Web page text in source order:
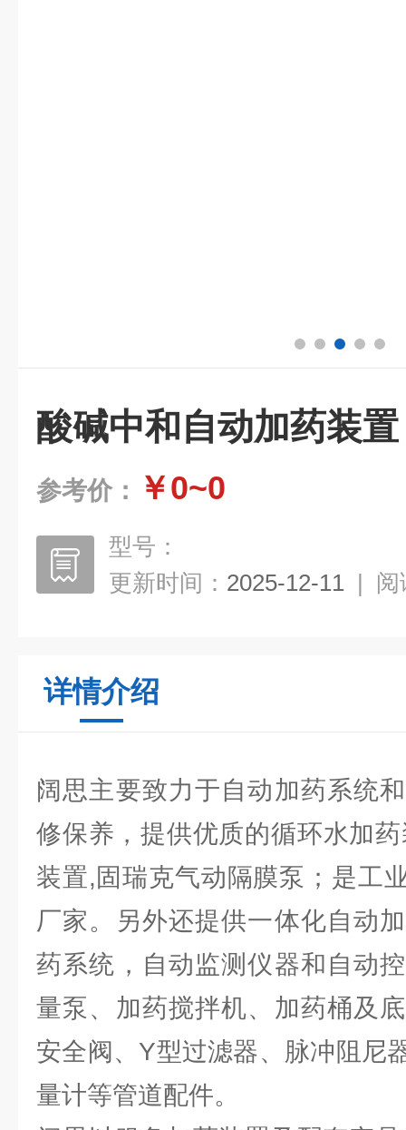
酸碱中和自动加药装置
参考价： ￥0~0
型号：
更新时间： 2025-12-11 | 阅
详情介绍
阔思主要致力于自动加药系统
修保养，提供优质的循环水加
装置,固瑞克气动隔膜泵；是工
厂家。另外还提供一体化自动
药系统，自动监测仪器和自动
量泵、加药搅拌机、加药桶及
安全阀、Y型过滤器、脉冲阻尼
量计等管道配件。